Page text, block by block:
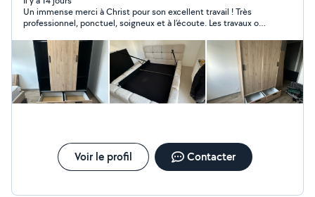
Un immense merci à Christ pour son excellent travail ! Très
professionnel, ponctuel, soigneux et à l’écoute. Les travaux ont
impeccable. Je suis entièrement satisfait et je le recommande
sans hésitation. C’est un vrai plaisir de faire appel à quelqu’un
d’aussi compétent et fiable. Encore merci !
Voir le profil Contacter